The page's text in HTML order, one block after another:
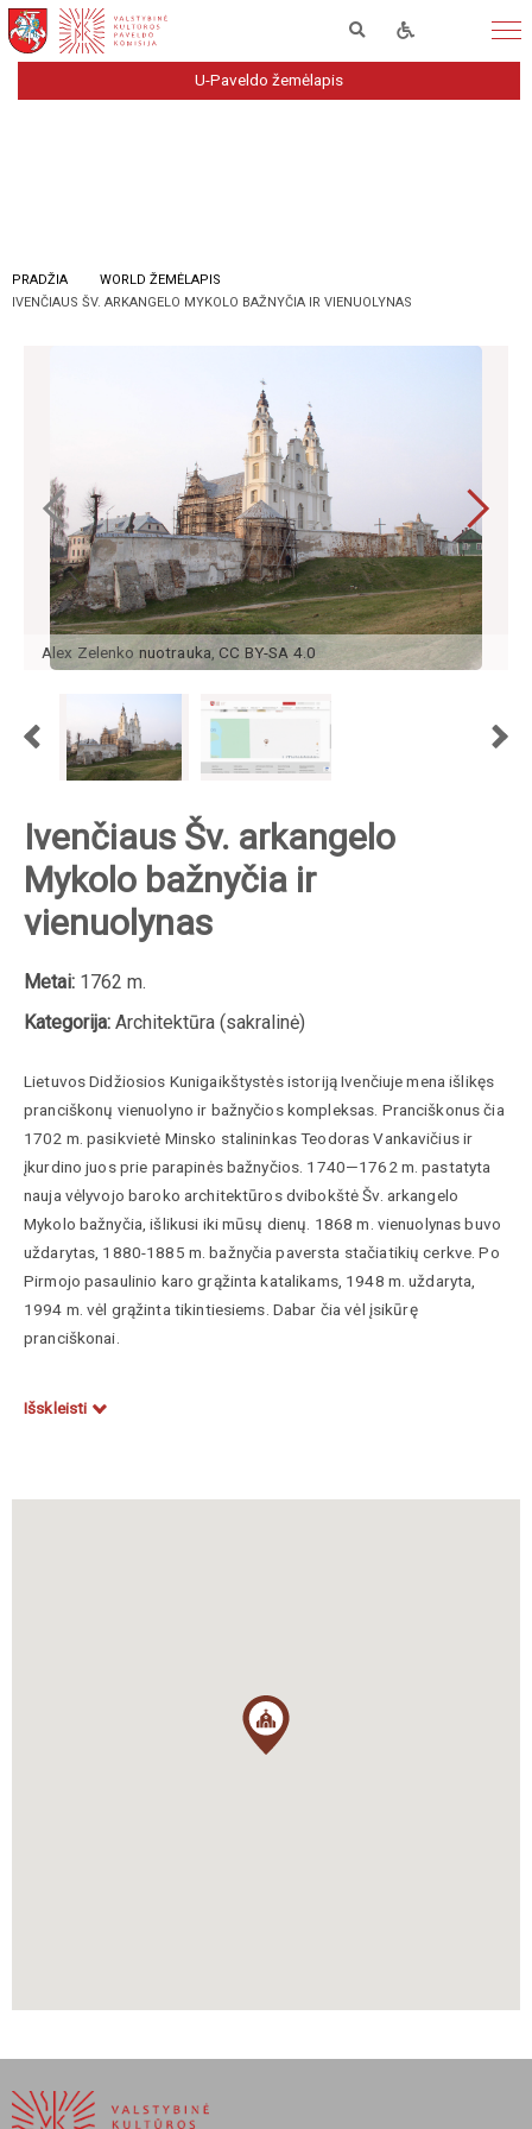
U-Paveldo žemėlapis
PRADŽIA
WORLD ŽEMĖLAPIS
IVENČIAUS ŠV. ARKANGELO MYKOLO BAŽNYČIA IR VIENUOLYNAS
Alex Zelenko nuotrauka ,CC BY-SA 4.0
Ivenčiaus Šv. arkangelo
Mykolo bažnyčia ir
vienuolynas
Metai: 1762 m.
Kategorija: Architektūra (sakralinė)
Lietuvos Didžiosios Kunigaikštystės istoriją Ivenčiuje mena išlikęs
pranciškonų vienuolyno ir bažnyčios kompleksas. Pranciškonus čia
1702 m. pasikvietė Minsko stalininkas Teodoras Vankavičius ir
įkurdino juos prie parapinės bažnyčios. 1740—1762 m. pastatyta
nauja vėlyvojo baroko architektūros dvibokštė Šv. arkangelo
Mykolo bažnyčia, išlikusi iki mūsų dienų. 1868 m. vienuolynas buvo
uždarytas, 1880-1885 m. bažnyčia paversta stačiatikių cerkve. Po
Pirmojo pasaulinio karo grąžinta katalikams, 1948 m. uždaryta,
1994 m. vėl grąžinta tikintiesiems. Dabar čia vėl įsikūrę
pranciškonai.
Išskleisti